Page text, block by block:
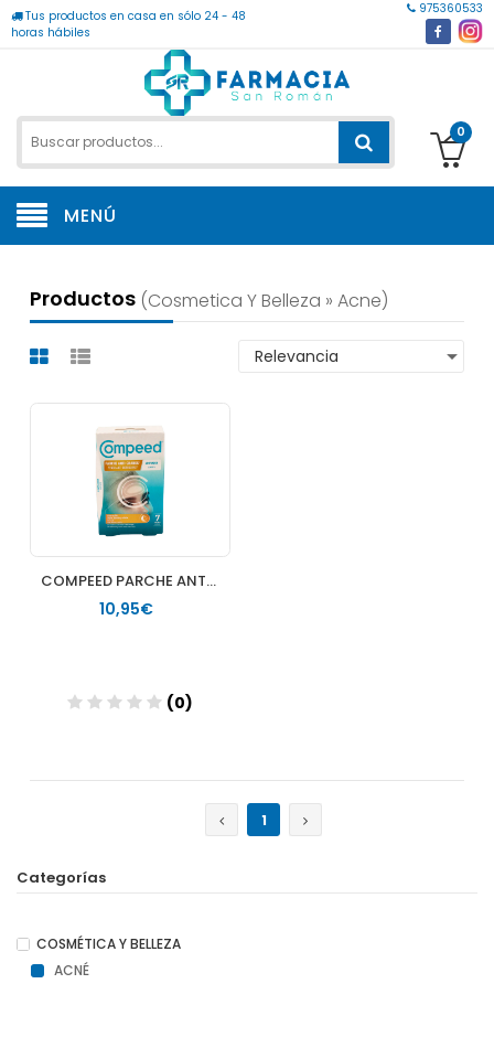
Tus productos en casa en sólo 24 - 48
horas hábiles
975360533
0
MENÚ
Productos (cosmetica Y Belleza » Acne)
COMPEED PARCHE ANTIGRANOS LIMPIADOR TRIPLE ACCION 7 UNIDADES
10,95€
(0)
1
Categorías
COSMÉTICA Y BELLEZA
ACNÉ